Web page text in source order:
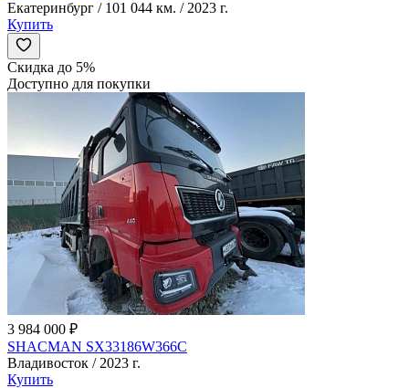
Екатеринбург / 101 044 км. / 2023 г.
Купить
Скидка до 5%
Доступно для покупки
3 984 000 ₽
SHACMAN SX33186W366C
Владивосток / 2023 г.
Купить